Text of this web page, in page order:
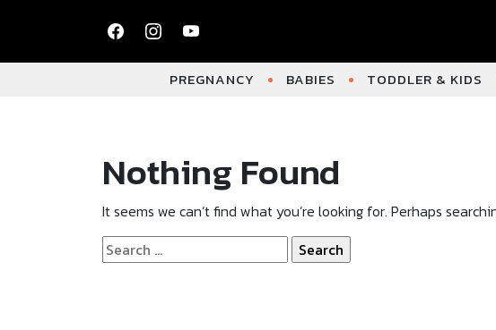
PREGNANCY BABIES TODDLER & KIDS
Nothing Found
It seems we can’t find what you’re looking for. Perhaps
Search
for: